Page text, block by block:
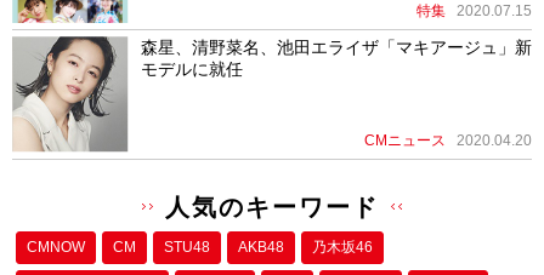
特集 2020.07.15
森星、清野菜名、池田エライザ「マキアージュ」新
モデルに就任
CMニュース 2020.04.20
人気のキーワード
CMNOW CM STU48 AKB48 乃木坂46